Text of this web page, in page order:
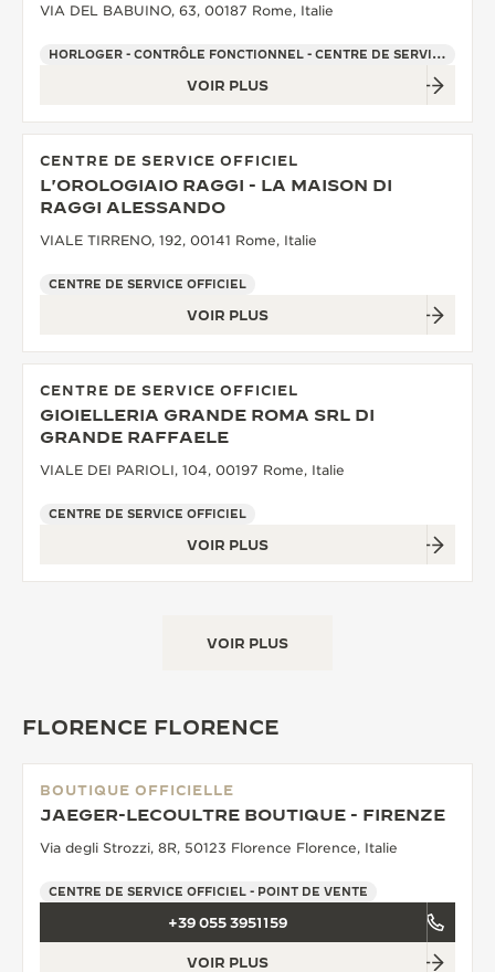
VIA DEL BABUINO, 63, 00187 Rome, Italie
HORLOGER - CONTRÔLE FONCTIONNEL - CENTRE DE SERVICE OFFICIEL - POINT DE VENTE
VOIR PLUS
CENTRE DE SERVICE OFFICIEL
L'OROLOGIAIO RAGGI - LA MAISON DI
RAGGI ALESSANDO
VIALE TIRRENO, 192, 00141 Rome, Italie
CENTRE DE SERVICE OFFICIEL
VOIR PLUS
CENTRE DE SERVICE OFFICIEL
GIOIELLERIA GRANDE ROMA SRL DI
GRANDE RAFFAELE
VIALE DEI PARIOLI, 104, 00197 Rome, Italie
CENTRE DE SERVICE OFFICIEL
VOIR PLUS
VOIR PLUS
FLORENCE FLORENCE
BOUTIQUE OFFICIELLE
JAEGER-LECOULTRE BOUTIQUE - FIRENZE
Via degli Strozzi, 8R, 50123 Florence Florence, Italie
CENTRE DE SERVICE OFFICIEL - POINT DE VENTE
+39 055 3951159
VOIR PLUS